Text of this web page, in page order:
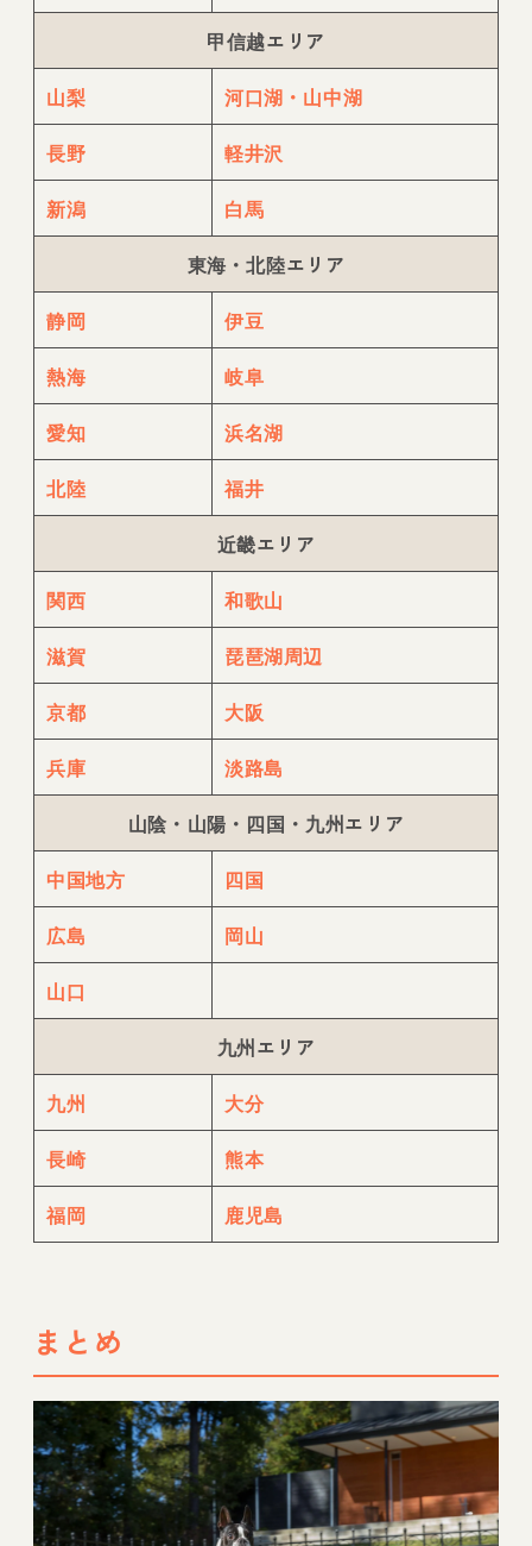
甲信越エリア
山梨
河口湖・山中湖
長野
軽井沢
新潟
白馬
東海・北陸エリア
静岡
伊豆
熱海
岐阜
愛知
浜名湖
北陸
福井
近畿エリア
関西
和歌山
滋賀
琵琶湖周辺
京都
大阪
兵庫
淡路島
山陰・山陽・四国・九州エリア
中国地方
四国
広島
岡山
山口
九州エリア
九州
大分
長崎
熊本
福岡
鹿児島
まとめ